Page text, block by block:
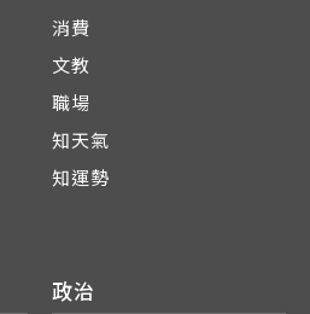
消費
文教
職場
知天氣
知運勢
政治